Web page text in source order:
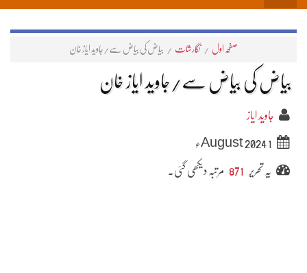
صفحہ اول / نگارشات / بیاض کی بیاض سے/جاوید ایاز خان
بیاض کی بیاض سے/جاوید ایاز خان
جاوید ایاز
1 August 2024ء
یہ تحریر 871 مرتبہ دیکھی گئی۔